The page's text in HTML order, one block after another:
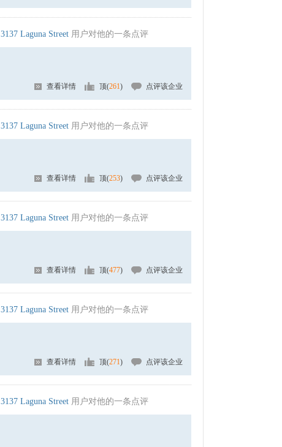
3137 Laguna Street 用户对他的一条点评
查看详情 顶(261) 点评该企业
3137 Laguna Street 用户对他的一条点评
查看详情 顶(253) 点评该企业
3137 Laguna Street 用户对他的一条点评
查看详情 顶(477) 点评该企业
3137 Laguna Street 用户对他的一条点评
查看详情 顶(271) 点评该企业
3137 Laguna Street 用户对他的一条点评